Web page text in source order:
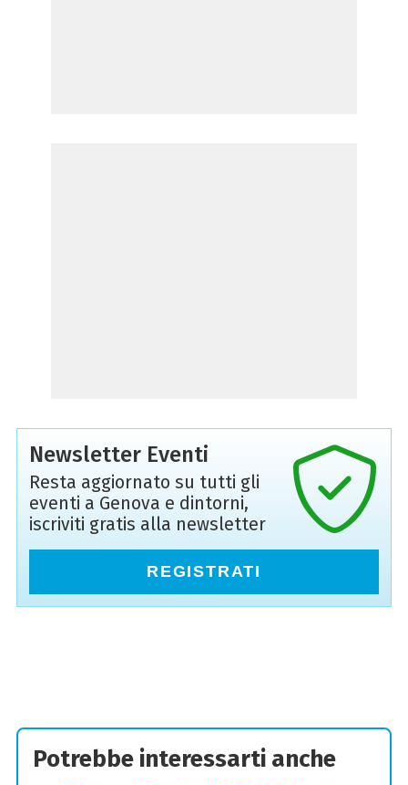
Newsletter Eventi
Resta aggiornato su tutti gli
eventi a Genova e dintorni,
iscriviti gratis alla newsletter
REGISTRATI
Potrebbe interessarti anche